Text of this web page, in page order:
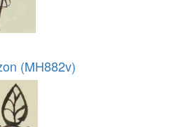
(MH882v)